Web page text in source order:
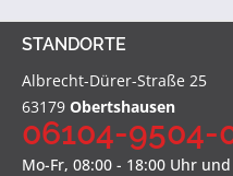
STANDORTE
Albrecht-Dürer-Straße 25
63179 Obertshausen
06104-9504-
Mo-Fr, 08:00 - 18:00 Uhr